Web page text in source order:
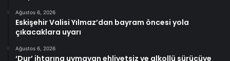
Ağustos 6, 2026
Eskişehir Valisi Yılmaz’dan bayram öncesi yola
çıkacaklara uyarı
Ağustos 6, 2026
‘Dur’ ihtarına uymayan ehliyetsiz ve alkollü sürücüye